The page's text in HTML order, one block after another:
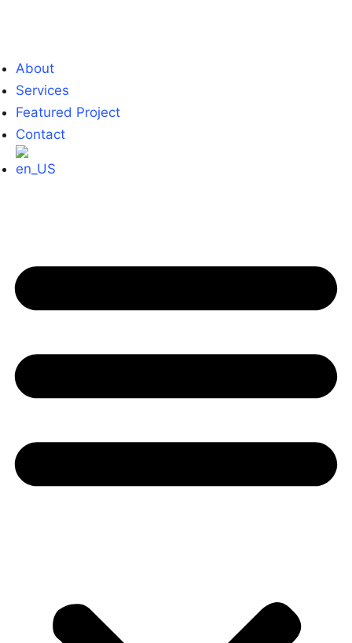
About
Services
Featured Project
Contact